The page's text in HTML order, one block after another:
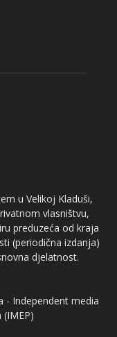
u Velikoj Kladuši,
vlasništvu,
preduzeća od kraja
(periodična izdanja)
djelatnost.
- Independent media